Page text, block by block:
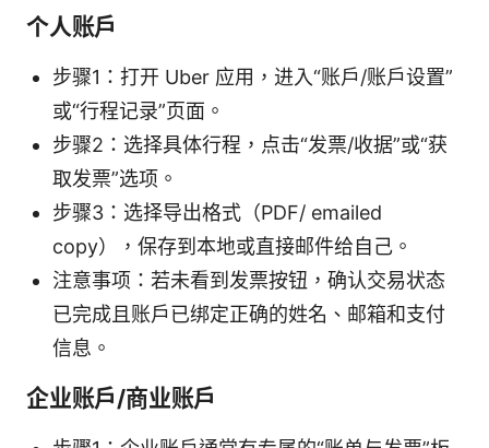
个人账户
步骤1：打开 Uber 应用，进入“账户/账户设置”
或“行程记录”页面。
步骤2：选择具体行程，点击“发票/收据”或“获
取发票”选项。
步骤3：选择导出格式（PDF/ emailed
copy），保存到本地或直接邮件给自己。
注意事项：若未看到发票按钮，确认交易状态
已完成且账户已绑定正确的姓名、邮箱和支付
信息。
企业账户/商业账户